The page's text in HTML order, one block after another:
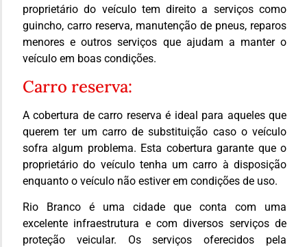
proprietário do veículo tem direito a serviços como
guincho, carro reserva, manutenção de pneus, reparos
menores e outros serviços que ajudam a manter o
veículo em boas condições.
Carro reserva:
A cobertura de carro reserva é ideal para aqueles que
querem ter um carro de substituição caso o veículo
sofra algum problema. Esta cobertura garante que o
proprietário do veículo tenha um carro à disposição
enquanto o veículo não estiver em condições de uso.
Rio Branco é uma cidade que conta com uma
excelente infraestrutura e com diversos serviços de
proteção veicular. Os serviços oferecidos pela